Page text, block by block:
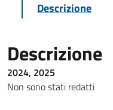
Descrizione
Descrizione
2024, 2025
Non sono stati redatti